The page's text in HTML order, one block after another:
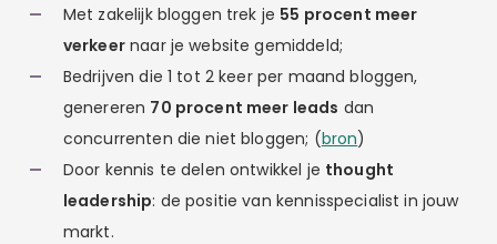
Met zakelijk bloggen trek je 55 procent meer
verkeernaar je website gemiddeld;
Bedrijven die 1 tot 2 keer per maand bloggen,
genereren 70 procent meer leads dan
concurrenten die niet bloggen; (bron)
Door kennis te delen ontwikkel je thought
leadership: de positie van kennisspecialist in jouw
markt.